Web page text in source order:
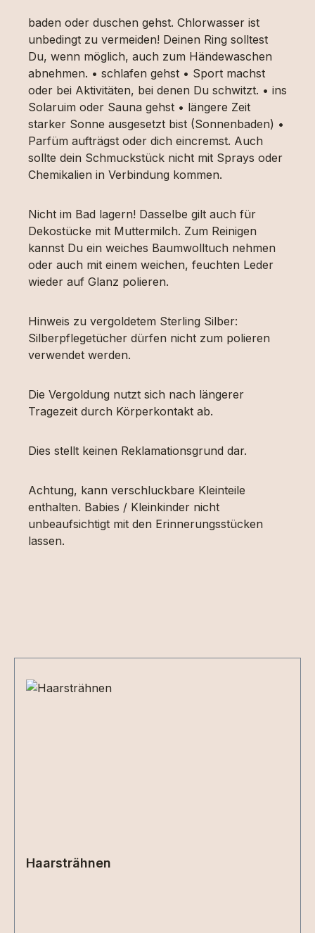
baden oder duschen gehst. Chlorwasser ist
unbedingt zu vermeiden! Deinen Ring solltest
Du, wenn möglich, auch zum Händewaschen
abnehmen. • schlafen gehst • Sport machst
oder bei Aktivitäten, bei denen Du schwitzt. • ins
Solaruim oder Sauna gehst • längere Zeit
starker Sonne ausgesetzt bist (Sonnenbaden) •
Parfüm aufträgst oder dich eincremst. Auch
sollte dein Schmuckstück nicht mit Sprays oder
Chemikalien in Verbindung kommen.
Nicht im Bad lagern! Dasselbe gilt auch für
Dekostücke mit Muttermilch. Zum Reinigen
kannst Du ein weiches Baumwolltuch nehmen
oder auch mit einem weichen, feuchten Leder
wieder auf Glanz polieren.
Hinweis zu vergoldetem Sterling Silber:
Silberpflegetücher dürfen nicht zum polieren
verwendet werden.
Die Vergoldung nutzt sich nach längerer
Tragezeit durch Körperkontakt ab.
Dies stellt keinen Reklamationsgrund dar.
Achtung, kann verschluckbare Kleinteile
enthalten. Babies / Kleinkinder nicht
unbeaufsichtigt mit den Erinnerungsstücken
lassen.
Haarsträhnen